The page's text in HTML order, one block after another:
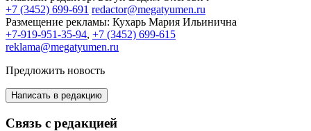
+7 (3452) 699-691 redactor@megatyumen.ru
Размещение рекламы: Кухарь Мария Ильинична
+7-919-951-35-94, +7 (3452) 699-615
reklama@megatyumen.ru
Предложить новость
Написать в редакцию
Связь с редакцией